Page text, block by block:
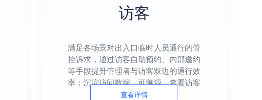
访客
满足各场景对出入口临时人员通行的管
控诉求，通过访客自助预约、内部邀约
等手段提升管理者与访客双边的通行效
率；沉淀访问数据，可溯源，查看访客
进出离开状态
查看详情